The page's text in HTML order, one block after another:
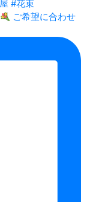
ご希望に合わせ